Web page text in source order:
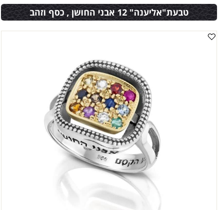
טבעת"אליענה" 12 אבני החושן , כסף וזהב